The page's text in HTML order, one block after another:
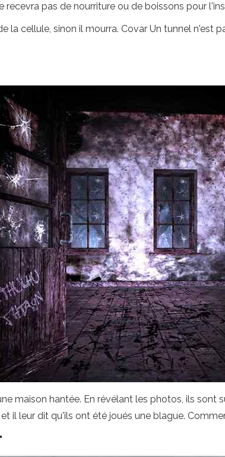
recevra pas de nourriture ou de boissons pour
la cellule, sinon il mourra. Covar Un tunnel n'est
maison hantée. En révélant les photos, ils sont
il leur dit qu'ils ont été joués une blague.